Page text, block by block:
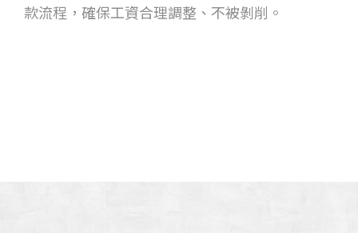
款流程，確保工資合理調整、不被剝削。